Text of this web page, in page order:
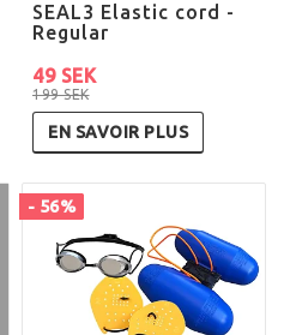
SEAL3 Elastic cord -
Regular
199 SEK
49 SEK
EN SAVOIR PLUS
- 56%